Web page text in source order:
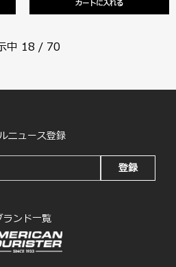
カートに入れる
中 18 / 70
ニュース登録
登録
ランド一覧